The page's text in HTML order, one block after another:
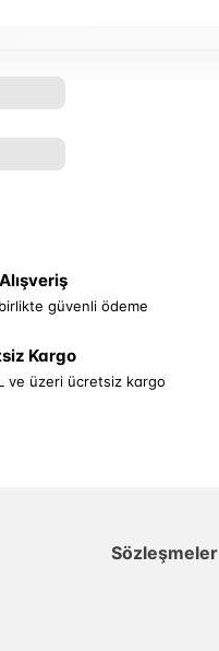
güvenli ödeme
Kargo
ve üzeri ücretsiz kargo
Sözleşmeler